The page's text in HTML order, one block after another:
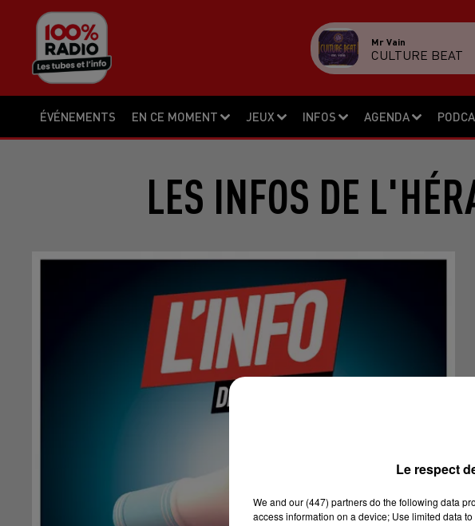
ÉVÉNEMENTS EN CE MOMENT JEUX INFOS AGENDA
Mr Vain
CULTURE BEAT
LES INFOS DE
Le respect
We and our (447) partnersdo the following data
access information on a device; Use limited data